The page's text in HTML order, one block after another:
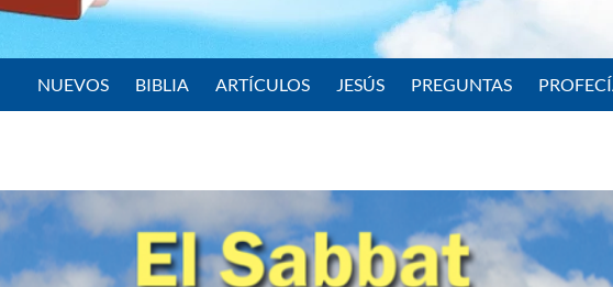
NUEVOS BIBLIA ARTÍCULOS JESÚS PREGUNTAS